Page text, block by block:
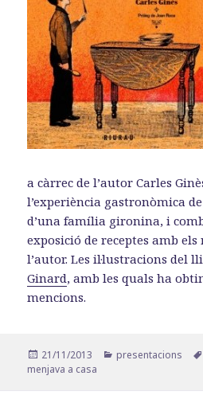
a càrrec de l’autor Carles
l’experiència gastronòmica
d’una família gironina, i
exposició de receptes amb els
l’autor. Les il·lustracions del
Ginard, amb les quals ha
mencions.
Publicat
el
21/11/2013 Categories
presentacions
menjava a casa